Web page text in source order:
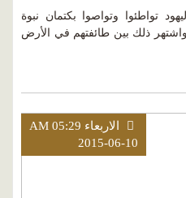
تواطئوا وتواصوا بكتمان نبوة
واشتهر ذلك بين طائفتهم في الأرض
الاربعاء AM 05:29
2015-06-10